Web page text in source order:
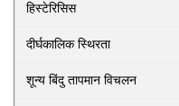
हिस्टेरिसिस
दीर्घकालिक स्थिरता
शून्य बिंदु तापमान विचलन